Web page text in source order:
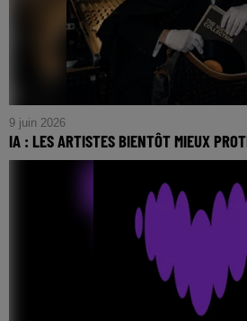
9 juin 2026
IA : LES ARTISTES BIENTÔT MIEUX